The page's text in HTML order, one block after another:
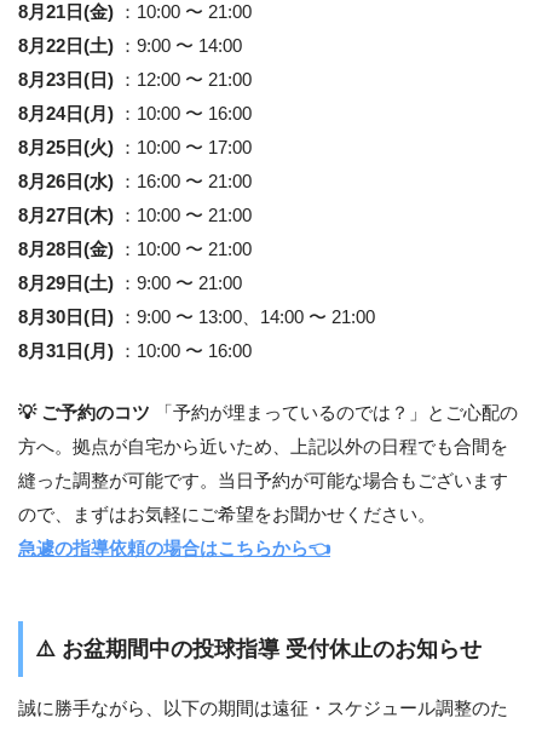
8月21日(金)
：10:00 〜 21:00
8月22日(土)
：9:00 〜 14:00
8月23日(日)
：12:00 〜 21:00
8月24日(月)
：10:00 〜 16:00
8月25日(火)
：10:00 〜 17:00
8月26日(水)
：16:00 〜 21:00
8月27日(木)
：10:00 〜 21:00
8月28日(金)
：10:00 〜 21:00
8月29日(土)
：9:00 〜 21:00
8月30日(日)
：9:00 〜 13:00、14:00 〜 21:00
8月31日(月)
：10:00 〜 16:00
💡 ご予約のコツ 「予約が埋まっているのでは？」とご心配の
方へ。拠点が自宅から近いため、上記以外の日程でも合間を
縫った調整が可能です。当日予約が可能な場合もございます
ので、まずはお気軽にご希望をお聞かせください。
急遽の指導依頼の場合はこちらから👈
⚠️ お盆期間中の投球指導 受付休止のお知らせ
誠に勝手ながら、以下の期間は遠征・スケジュール調整のた